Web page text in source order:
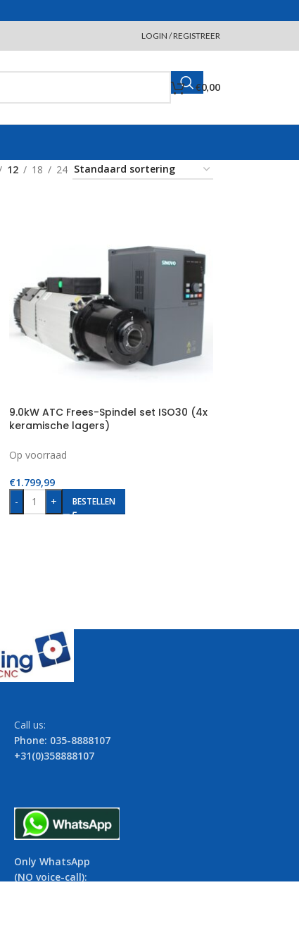
LOGIN / REGISTREER
€0,00
12 18 24
9.0kW ATC Frees-Spindel set ISO30 (4x
keramische lagers)
Op voorraad
€1.799,99
-
+ BESTELLEN
Call us:
Phone: 035-8888107
+31(0)358888107
Only WhatsApp
(NO voice-call):